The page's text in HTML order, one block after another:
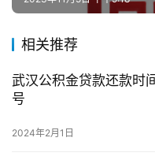
观
察
关
于
们
相关推荐
武汉公积金贷款还款时
号
2024年2月1日